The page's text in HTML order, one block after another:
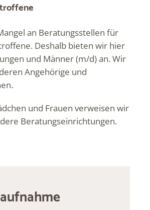
an Beratungsstellen für
Deshalb bieten wir hier
und Männer (m/d) an. Wir
Angehörige und
und Frauen verweisen wir
Beratungseinrichtungen.